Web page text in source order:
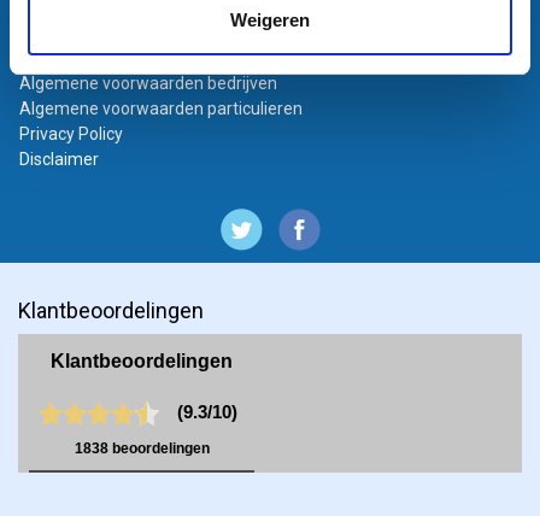
Weigeren
Bestand laten opmaken
Algemene voorwaarden bedrijven
Algemene voorwaarden particulieren
Privacy Policy
Disclaimer
Klantbeoordelingen